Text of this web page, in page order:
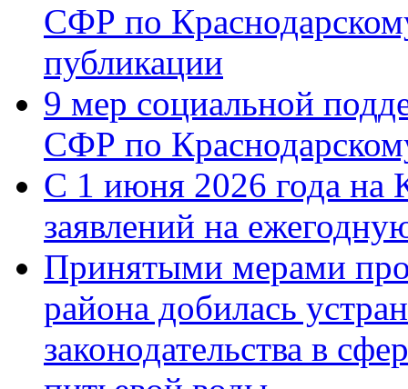
СФР по
публикации
9 мер социальной
СФР по
С 1 июня 2026 года на
заявлений на
Принятыми мерами
района добилась
законодательства в